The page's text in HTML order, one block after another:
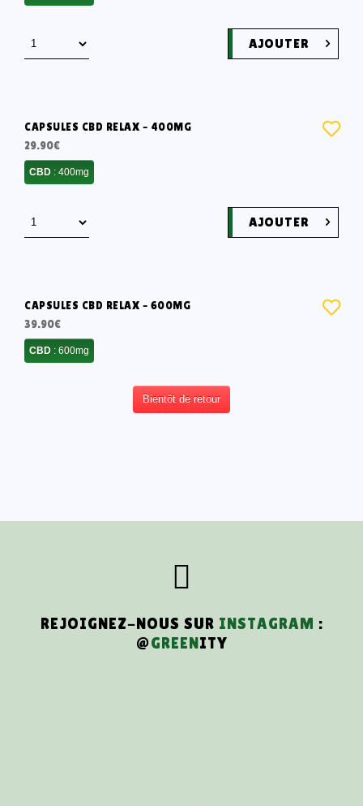
AJOUTER
CAPSULES CBD RELAX – 400MG
29.90€
CBD : 400mg
AJOUTER
CAPSULES CBD RELAX – 600MG
39.90€
CBD : 600mg
Bientôt de retour
REJOIGNEZ-NOUS SUR INSTAGRAM :
@GREENITY